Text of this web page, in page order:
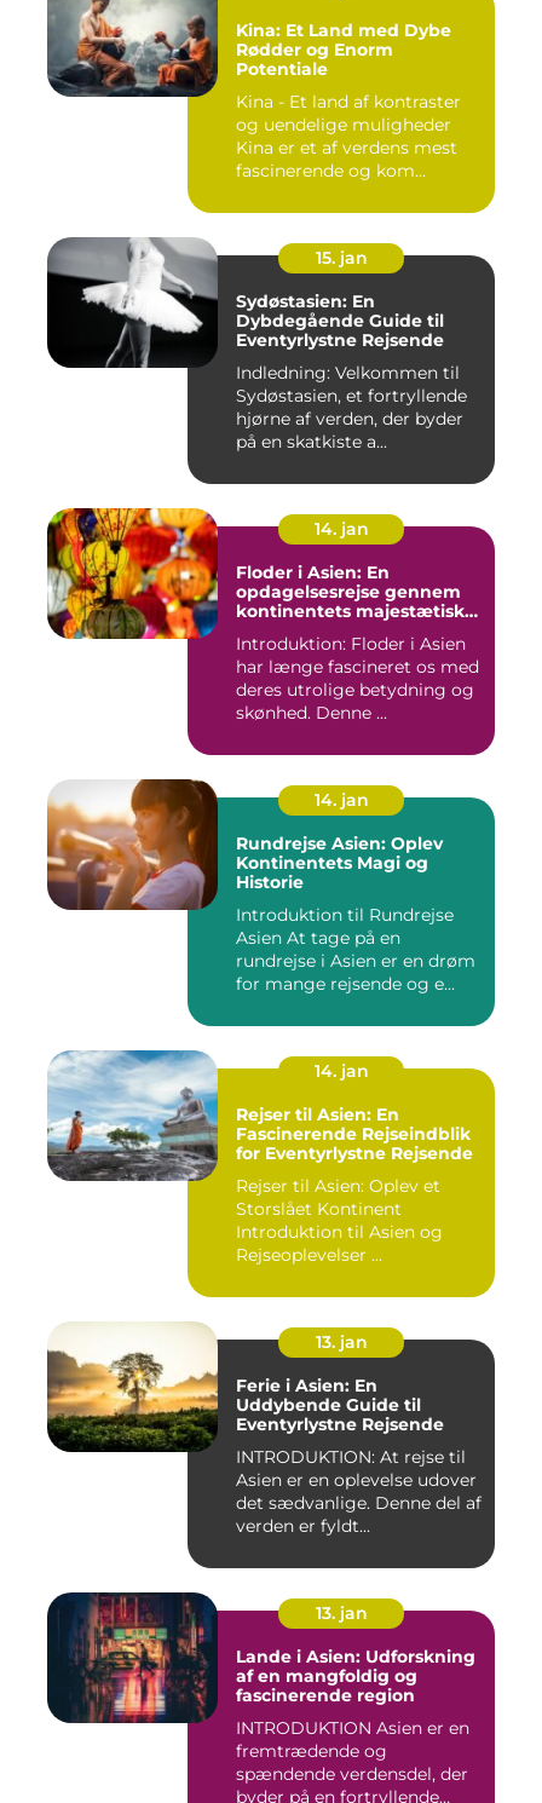
Kina: Et Land med Dybe
Rødder og Enorm
Potentiale
Kina - Et land af kontraster
og uendelige muligheder
Kina er et af verdens mest
fascinerende og kom...
15. jan
Sydøstasien: En
Dybdegående Guide til
Eventyrlystne Rejsende
Indledning: Velkommen til
Sydøstasien, et fortryllende
hjørne af verden, der byder
på en skatkiste a...
14. jan
Floder i Asien: En
opdagelsesrejse gennem
kontinentets majestætiske
Introduktion: Floder i Asien
har længe fascineret os med
deres utrolige betydning og
skønhed. Denne ...
14. jan
Rundrejse Asien: Oplev
Kontinentets Magi og
Historie
Introduktion til Rundrejse
Asien At tage på en
rundrejse i Asien er en drøm
for mange rejsende og e...
14. jan
Rejser til Asien: En
Fascinerende Rejseindblik
for Eventyrlystne Rejsende
Rejser til Asien: Oplev et
Storslået Kontinent
Introduktion til Asien og
Rejseoplevelser ...
13. jan
Ferie i Asien: En
Uddybende Guide til
Eventyrlystne Rejsende
INTRODUKTION: At rejse til
Asien er en oplevelse udover
det sædvanlige. Denne del af
verden er fyldt...
13. jan
Lande i Asien: Udforskning
af en mangfoldig og
fascinerende region
INTRODUKTION Asien er en
fremtrædende og
spændende verdensdel, der
byder på en fortryllende